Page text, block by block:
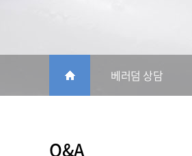
베러덤 상담
Q&A